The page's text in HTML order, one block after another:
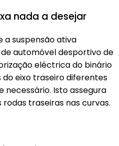
nada a desejar
suspensão ativa
automóvel desportivo de
eléctrica do binário
eixo traseiro diferentes
necessário. Isto assegura
traseiras nas curvas.